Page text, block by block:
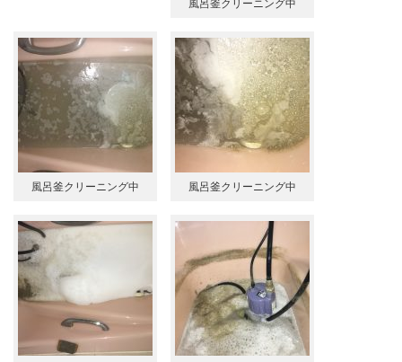
風呂釜クリーニング中
風呂釜クリーニング中 風呂釜クリーニング中